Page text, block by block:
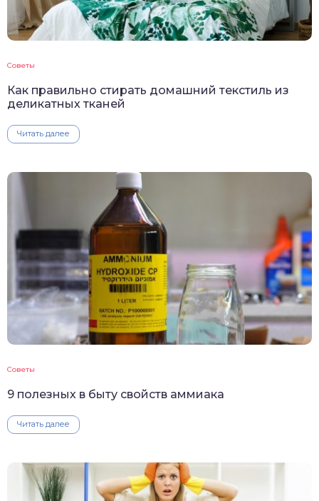
Советы
Как правильно стирать домашний текстиль из
деликатных тканей
Читать далее
Советы
9 полезных в быту свойств аммиака
Читать далее